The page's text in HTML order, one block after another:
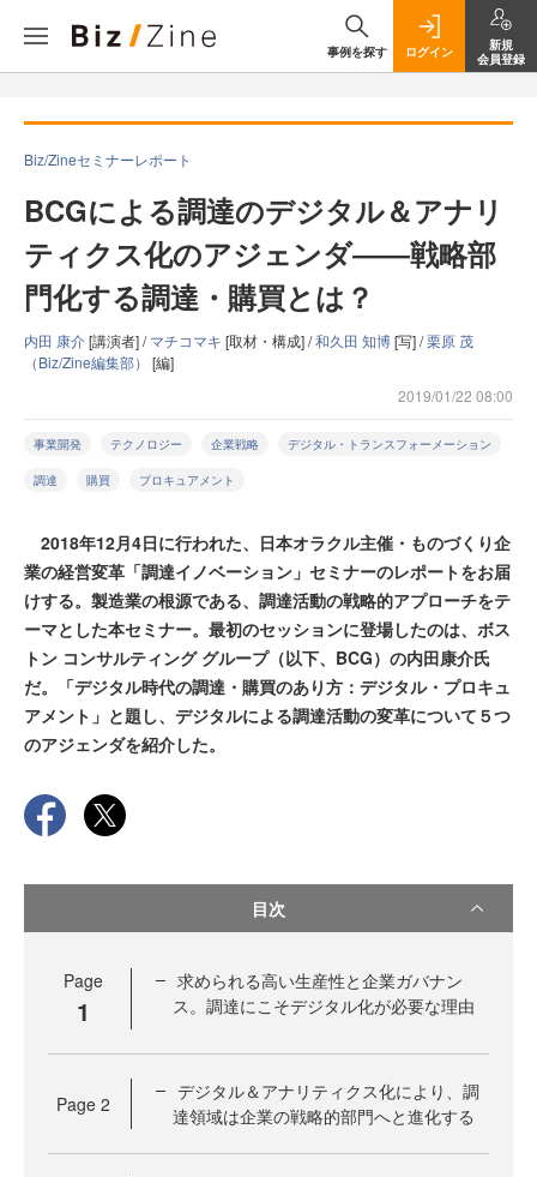
事例を探す ログイン
新規
会員登録
Biz/Zineセミナーレポート
BCGによる調達のデジタル＆アナリ
ティクス化のアジェンダ――戦略部
門化する調達・購買とは？
内田 康介[講演者] /マチコマキ [取材・構成] /和久田 知博[写] /栗原 茂
（Biz/Zine編集部） [編]
2019/01/22 08:00
事業開発 テクノロジー 企業戦略 デジタル・トランスフォーメーション
調達 購買 プロキュアメント
2018年12月4日に行われた、日本オラクル主催・ものづくり企
業の経営変革「調達イノベーション」セミナーのレポートをお届
けする。製造業の根源である、調達活動の戦略的アプローチをテ
ーマとした本セミナー。最初のセッションに登場したのは、ボス
トン コンサルティング グループ（以下、BCG）の内田康介氏
だ。「デジタル時代の調達・購買のあり方：デジタル・プロキュ
アメント」と題し、デジタルによる調達活動の変革について５つ
のアジェンダを紹介した。
目次
Page
1
求められる高い生産性と企業ガバナン
ス。調達にこそデジタル化が必要な理由
Page 2
デジタル＆アナリティクス化により、調
達領域は企業の戦略的部門へと進化する